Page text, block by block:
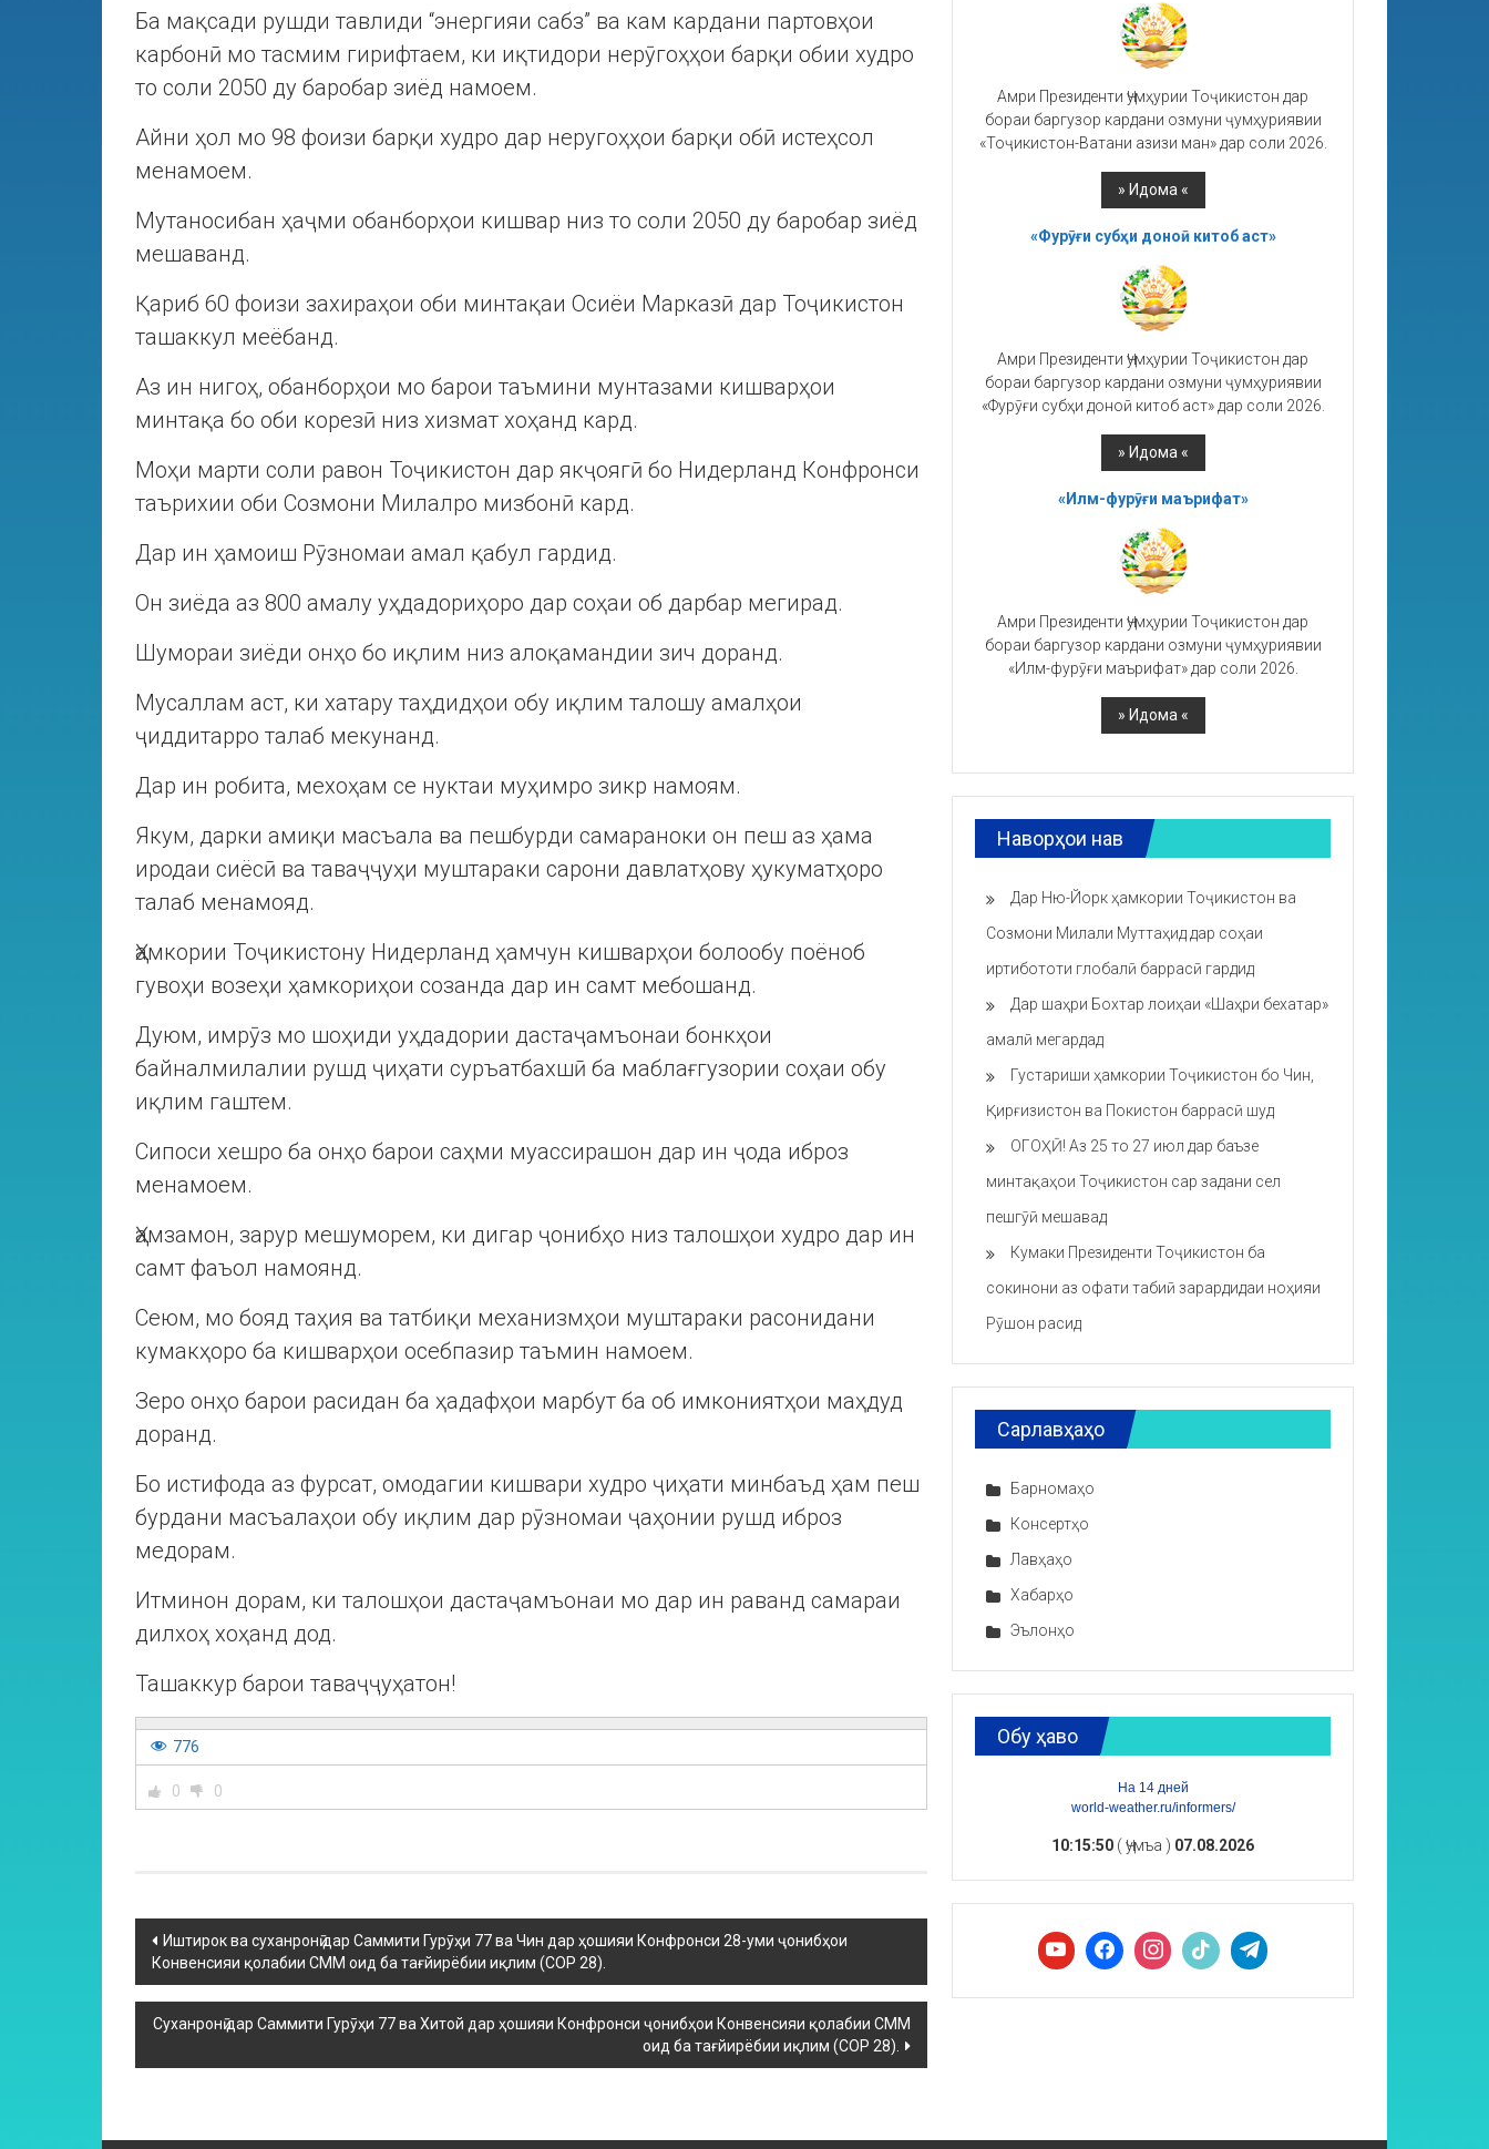
Ба мақсади рушди тавлиди “энергияи сабз” ва кам кардани партовҳои
карбонӣ мо тасмим гирифтаем, ки иқтидори нерӯгоҳҳои барқи обии худро
то соли 2050 ду баробар зиёд намоем.
Айни ҳол мо 98 фоизи барқи худро дар неругоҳҳои барқи обӣ истеҳсол
менамоем.
Мутаносибан ҳаҷми обанборҳои кишвар низ то соли 2050 ду баробар зиёд
мешаванд.
Қариб 60 фоизи захираҳои оби минтақаи Осиёи Марказӣ дар Тоҷикистон
ташаккул меёбанд.
Аз ин нигоҳ, обанборҳои мо барои таъмини мунтазами кишварҳои
минтақа бо оби корезӣ низ хизмат хоҳанд кард.
Моҳи марти соли равон Тоҷикистон дар якҷоягӣ бо Нидерланд Конфронси
таърихии оби Созмони Милалро мизбонӣ кард.
Дар ин ҳамоиш Рӯзномаи амал қабул гардид.
Он зиёда аз 800 амалу уҳдадориҳоро дар соҳаи об дарбар мегирад.
Шумораи зиёди онҳо бо иқлим низ алоқамандии зич доранд.
Мусаллам аст, ки хатару таҳдидҳои обу иқлим талошу амалҳои
ҷиддитарро талаб мекунанд.
Дар ин робита, мехоҳам се нуктаи муҳимро зикр намоям.
Якум, дарки амиқи масъала ва пешбурди самараноки он пеш аз ҳама
иродаи сиёсӣ ва таваҷҷуҳи муштараки сарони давлатҳову ҳукуматҳоро
талаб менамояд.
Ҳамкории Тоҷикистону Нидерланд ҳамчун кишварҳои болообу поёноб
гувоҳи возеҳи ҳамкориҳои созанда дар ин самт мебошанд.
Дуюм, имрӯз мо шоҳиди уҳдадории дастаҷамъонаи бонкҳои
байналмилалии рушд ҷиҳати суръатбахшӣ ба маблағгузории соҳаи обу
иқлим гаштем.
Сипоси хешро ба онҳо барои саҳми муассирашон дар ин ҷода иброз
менамоем.
Ҳамзамон, зарур мешуморем, ки дигар ҷонибҳо низ талошҳои худро дар ин
самт фаъол намоянд.
Сеюм, мо бояд таҳия ва татбиқи механизмҳои муштараки расонидани
кумакҳоро ба кишварҳои осебпазир таъмин намоем.
Зеро онҳо барои расидан ба ҳадафҳои марбут ба об имкониятҳои маҳдуд
доранд.
Бо истифода аз фурсат, омодагии кишвари худро ҷиҳати минбаъд ҳам пеш
бурдани масъалаҳои обу иқлим дар рӯзномаи ҷаҳонии рушд иброз
медорам.
Итминон дорам, ки талошҳои дастаҷамъонаи мо дар ин раванд самараи
дилхоҳ хоҳанд дод.
Ташаккур барои таваҷҷуҳатон!
776
0 0
Иштирок ва суханронӣ дар Саммити Гурӯҳи 77 ва Чин дар ҳошияи Конфронси 28-уми ҷонибҳои
Конвенсияи қолабии СММ оид ба тағйирёбии иқлим (COP 28).
Суханронӣ дар Саммити Гурӯҳи 77 ва Хитой дар ҳошияи Конфронси ҷонибҳои Конвенсияи қолабии СММ
оид ба тағйирёбии иқлим (COP 28).
Амри Президенти Ҷумҳурии Тоҷикистон дар
бораи баргузор кардани озмуни ҷумҳуриявии
«Тоҷикистон-Ватани азизи ман» дар соли 2026.
«Фурӯғи субҳи доноӣ китоб аст»
Амри Президенти Ҷумҳурии Тоҷикистон дар
бораи баргузор кардани озмуни ҷумҳуриявии
«Фурӯғи субҳи доноӣ китоб аст» дар соли 2026.
«Илм-фурӯғи маърифат»
Амри Президенти Ҷумҳурии Тоҷикистон дар
бораи баргузор кардани озмуни ҷумҳуриявии
«Илм-фурӯғи маърифат» дар соли 2026.
Наворҳои нав
Дар Ню-Йорк ҳамкории Тоҷикистон ва
Созмони Милали Муттаҳид дар соҳаи
иртибототи глобалӣ баррасӣ гардид
Дар шаҳри Бохтар лоиҳаи «Шаҳри бехатар»
амалӣ мегардад
Густариши ҳамкории Тоҷикистон бо Чин,
Қирғизистон ва Покистон баррасӣ шуд
ОГОҲӢ! Аз 25 то 27 июл дар баъзе
минтақаҳои Тоҷикистон сар задани сел
пешгӯӣ мешавад
Кумаки Президенти Тоҷикистон ба
сокинони аз офати табиӣ зарардидаи ноҳияи
Рӯшон расид
Сарлавҳаҳо
Барномаҳо
Консертҳо
Лавҳаҳо
Хабарҳо
Эълонҳо
Обу ҳаво
На 14 дней
world-weather.ru/informers/
10:15:51 ( Ҷумъа ) 07.08.2026